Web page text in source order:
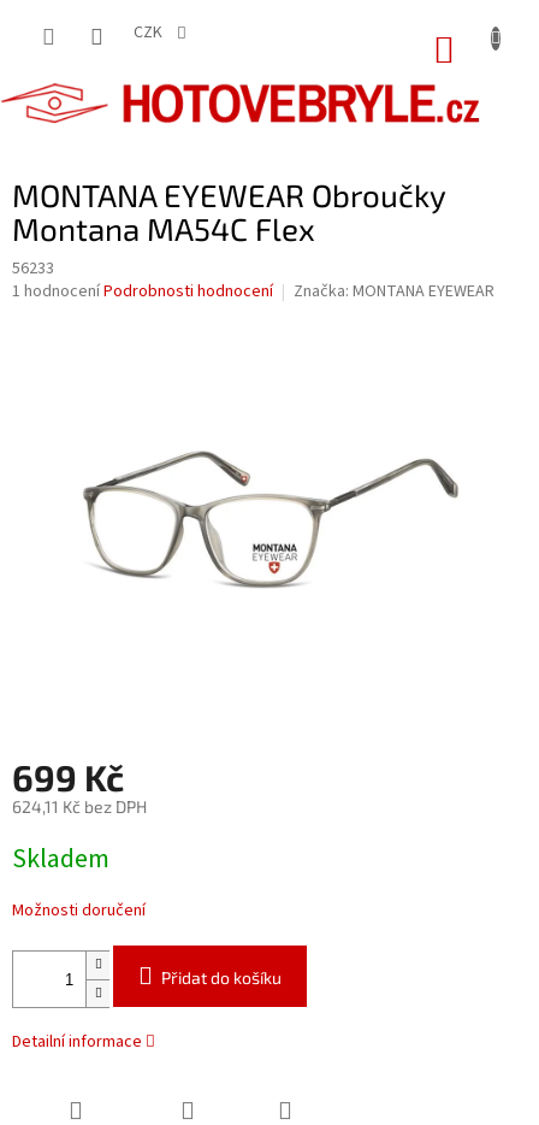
CZK
MONTANA EYEWEAR Obroučky
Montana MA54C Flex
56233
Průměrné
1 hodnoceníPodrobnosti hodnocení Značka: MONTANA EYEWEAR
699 Kč
624,11 Kč bez DPH
cena:
Skladem
Možnosti doručení
Přidat do košíku
Detailní informace